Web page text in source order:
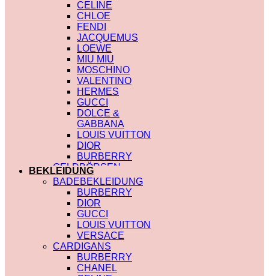
CELINE
CHLOE
FENDI
JACQUEMUS
LOEWE
MIU MIU
MOSCHINO
VALENTINO
HERMES
GUCCI
DOLCE &
GABBANA
LOUIS VUITTON
DIOR
BURBERRY
GELDBÖRSEN
SAINT LAURENT
PRADA
HERMES
GUCCI
DIOR
CHLOE
FENDI
JACQUEMUS
CELINE
BEKLEIDUNG
BADEBEKLEIDUNG
BURBERRY
DIOR
GUCCI
LOUIS VUITTON
VERSACE
CARDIGANS
BURBERRY
CHANEL